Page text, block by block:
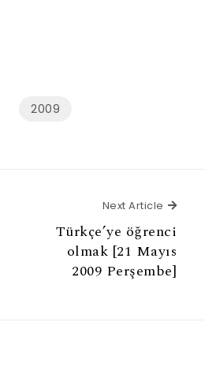
2009
Next Article Next
Türkçe’ye öğrenci
olmak [21 Mayıs
2009 Perşembe]